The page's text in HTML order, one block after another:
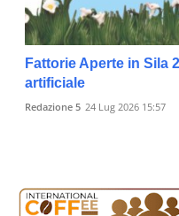
Fattorie Aperte in Sila
artificiale
Redazione 5 24 Lug 2026 15:57